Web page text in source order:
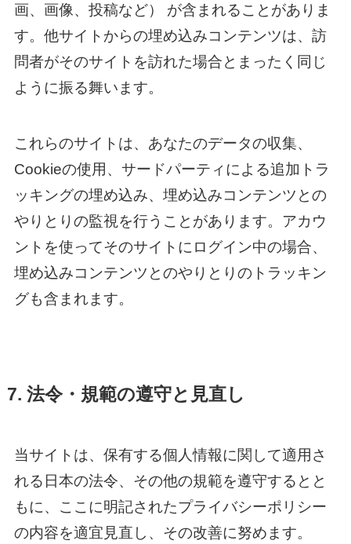
画、画像、投稿など） が含まれることがありま
す。他サイトからの埋め込みコンテンツは、訪
問者がそのサイトを訪れた場合とまったく同じ
ように振る舞います。
これらのサイトは、あなたのデータの収集、
Cookieの使用、サードパーティによる追加トラ
ッキングの埋め込み、埋め込みコンテンツとの
やりとりの監視を行うことがあります。アカウ
ントを使ってそのサイトにログイン中の場合、
埋め込みコンテンツとのやりとりのトラッキン
グも含まれます。
7. 法令・規範の遵守と見直し
当サイトは、保有する個人情報に関して適用さ
れる日本の法令、その他の規範を遵守するとと
もに、ここに明記されたプライバシーポリシー
の内容を適宜見直し、その改善に努めます。